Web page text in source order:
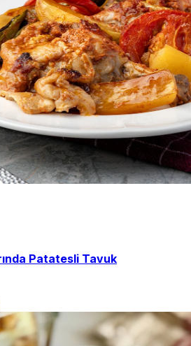
Patatesli Tavuk